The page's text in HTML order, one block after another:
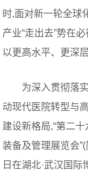
时,面对新一轮全球
产业“走出去”势在
以更高水平、更深
为深入贯彻落
动现代医院转型与
建设新格局,“第二
装备及管理展览会
日在湖北·武汉国际